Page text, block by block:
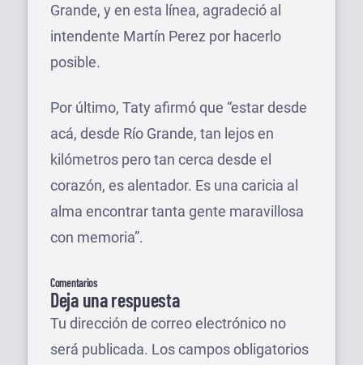
Grande, y en esta línea, agradeció al
intendente Martín Perez por hacerlo
posible.
Por último, Taty afirmó que “estar desde
acá, desde Río Grande, tan lejos en
kilómetros pero tan cerca desde el
corazón, es alentador. Es una caricia al
alma encontrar tanta gente maravillosa
con memoria”.
Comentarios
Deja una respuesta
Tu dirección de correo electrónico no
será publicada. Los campos obligatorios